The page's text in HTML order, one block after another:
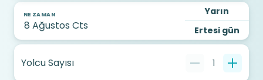
NE ZAMAN
Yarın
Ertesi gün
Yolcu Sayısı 1